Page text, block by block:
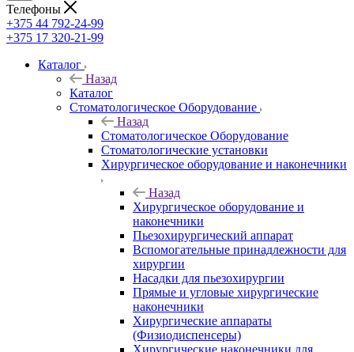
Телефоны
+375 44 792-24-99
+375 17 320-21-99
Каталог
Назад
Каталог
Стоматологическое Оборудование
Назад
Стоматологическое Оборудование
Стоматологические установки
Хирургическое оборудование и наконечники
Назад
Хирургическое оборудование и
наконечники
Пьезохирургический аппарат
Вспомогательные принадлежности для
хирургии
Насадки для пьезохирургии
Прямые и угловые хирургические
наконечники
Хирургические аппараты
(Физиодиспенсеры)
Хирургические наконечники для